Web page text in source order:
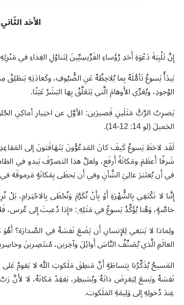
الأَحَد
إِنَّ تَلْبِيَةَ دَعْوَةِ أَحَدِ رُؤَساءِ الفَرِّيسِيِّينَ لِتَناوُلِ الغِذاءِ في
يَبدَأُ يَسوعُ تَأمُّلَهُ بِما يُلاحِظُهُ عَنِ الضُّيُوفِ، وكَعادَتِهِ
الوُجودِ، ويُعَرِّي الأَوهامَ الَّتي يَتَعَلَّقُ بِها البَشَرُ عَبَثًا.
الجَميلَ (لو 14: 12-14).
لَقَد لاحَظَ يَسوعُ كَيفَ كانَ المَدعُوُّونَ يَتَهَافَتونَ إلى
شَرفًا أَعظَمَ ومَكانَةً أَرفَع، ولعلَّ هذا التصرّفَ يَبدو في
في أَن يُعتَبَرَ عالِيَ الشَّأنِ وفي أَن يَحظَى بِمَكانَةٍ مَرموقَة في
إِنَّنا لا نَكْتَفِي بِالشُّهْرَةِ أَوْ بِأَنْ نُكَرَّمَ وَنُحْظَى بِالاحْتِرامِ،
خاصَّةٍ، وَهُنا يُؤَكِّدُ يَسوعُ في مَثَلِهِ ِ: «إِذا دُعيتَ إِلى عُرس، فَلا
ولِماذا لا يَنبَغي لِلإِنسانِ أَن يَضَعَ نَفسَهُ في الصَّدارَة؟
العالَمِ الَّذي يُصَنِّفُ النَّاسَ أَوائِلَ وآخِرين، مُنتَصِرينَ
المَسيحُ يُذَكِّرُنا بِبَساطَةٍ أَنَّ مَنطِقَ مَلَكوتِ الله لا يَقومُ
نَفسَهُ ويَسعَ لِيَفرِضَ ذاتَهُ ويُسَيطِر، يَفقِدْ مَكانَهُ، لا لأَنَّ
عِندَ دُخولِهِ إلى وَلِيمَةِ المَلَكوت.